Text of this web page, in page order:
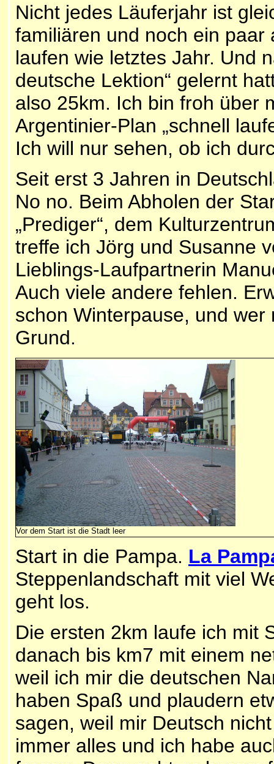
Nicht jedes Läuferjahr ist
familiären und noch ein
laufen wie letztes Jahr. Und
deutsche Lektion“ gelernt
also 25km. Ich bin froh über
Argentinier-Plan „schnell
Ich will nur sehen, ob ich
Seit erst 3 Jahren in
No no. Beim Abholen der
„Prediger“, dem
treffe ich Jörg und Susanne
Lieblings-Laufpartnerin
Auch viele andere fehlen.
schon Winterpause, und
Grund.
Vor dem Start ist die Stadt leer
Start in die Pampa. La
Steppenlandschaft mit viel
geht los.
Die ersten 2km laufe ich mit
danach bis km7 mit einem
weil ich mir die deutschen
haben Spaß und plaudern
sagen, weil mir Deutsch
immer alles und ich habe